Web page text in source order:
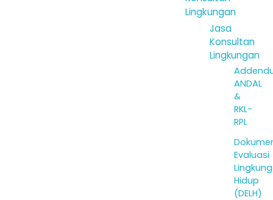
Lingkungan
Jasa
Konsultan
Lingkungan
ANDAL
&
RKL-
RPL
Evaluasi
Hidup
(DELH)